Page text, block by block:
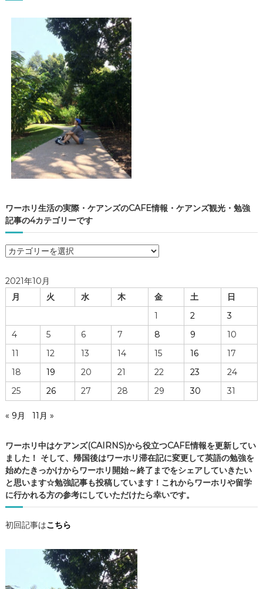
ワーホリ生活の実際・ケアンズのCAFE情報・ケアンズ観光・勉強
記事の4カテゴリーです
ワ
リ
生
の
実
際
・
ア
ン
ズ
A
F
E
情
報
・
ケ
光
2021年10月
月
火 水 木 金 土
日
1
2
3
4
5 6 7 8 9
10
11
12 13 14 15 16
17
18
19 20 21 22 23
24
25
26 27 28 29 30 31
« 9月 11月 »
ワーホリ中はケアンズ(CAIRNS)から役立つCAFE情報を更新してい
ました！ そして、帰国後はワーホリ滞在記に変更して英語の勉強を
始めたきっかけからワーホリ開始～終了までをシェアしていきたい
と思います☆勉強記事も投稿しています！これからワーホリや留学
に行かれる方の参考にしていただけたら幸いです。
初回記事はこちら